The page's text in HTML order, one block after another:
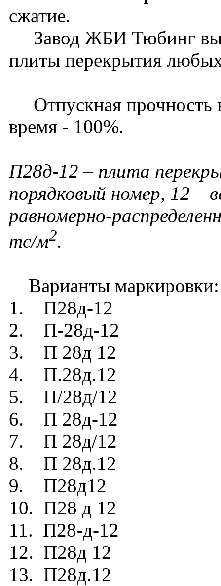
сжатие.
Завод ЖБИ Тюбинг
плиты перекрытия
Отпускная прочность
время - 100%.
П28д-12 – плита
порядковый номер, 12 –
равномерно-
тс/м2.
Варианты маркировки:
1. П28д-12
2. П-28д-12
3. П 28д 12
4. П.28д.12
5. П/28д/12
6. П 28д-12
7. П 28д/12
8. П 28д.12
9. П28д12
10. П28 д 12
11. П28-д-12
12. П28д 12
13. П28д.12